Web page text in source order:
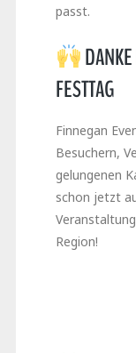
passt.
ESTTAG
Finnegan
Besuchern,
gelungenen
schon jetzt
Region!